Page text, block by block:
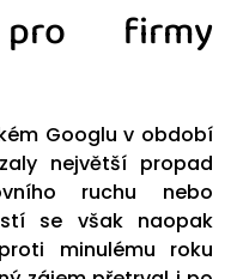
firmy
Googlu v období
největší propad
ruchu nebo
se však naopak
minulému roku